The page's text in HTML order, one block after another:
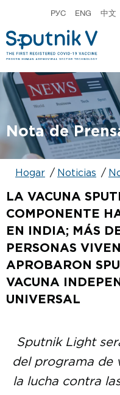
РУС ENG 中文
Nota de
Hogar Noticias
LA VACUNA
COMPONENTE
EN INDIA; MÁS
PERSONAS
APROBARON
VACUNA
UNIVERSAL
Sputnik Light
del programa de
la lucha contra